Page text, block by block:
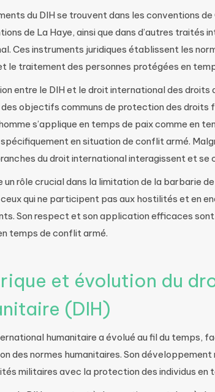
du DIH se trouvent dans les conventions
de La Haye, ainsi que dans d’autres traités
Ces instruments juridiques établissent les
le traitement des personnes protégées en
entre le DIH et le droit international des droits
objectifs communs de protection des droits
s’applique en temps de paix comme en
spécifiquement en situation de conflit armé.
du droit international interagissent et se
un rôle crucial dans la limitation de la barbarie
qui ne participent pas aux hostilités et en
Son respect et son application efficaces
temps de conflit armé.
et évolution du
(DIH)
humanitaire a évolué au fil du temps,
des normes humanitaires. Son
militaires avec la protection des individus en